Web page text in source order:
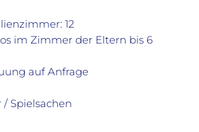
12
im Zimmer der Eltern bis 6
auf Anfrage
Spielsachen